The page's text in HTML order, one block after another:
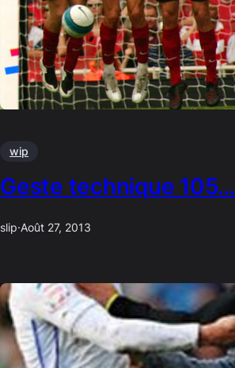
wip
Geste technique 105…
slip·Août 27, 2013